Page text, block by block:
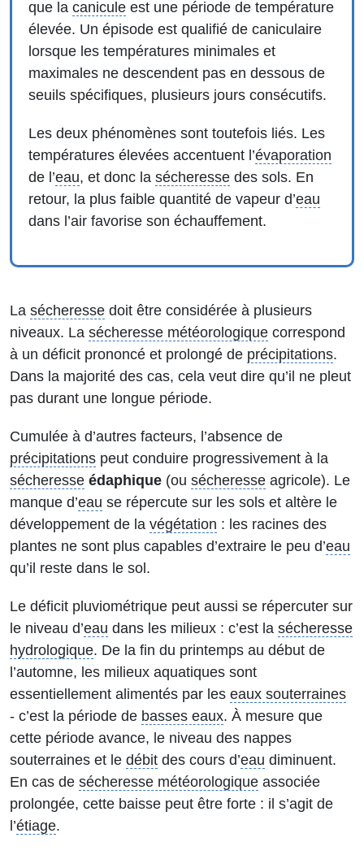
que la canicule est une période de température
élevée. Un épisode est qualifié de caniculaire
lorsque les températures minimales et
maximales ne descendent pas en dessous de
seuils spécifiques, plusieurs jours consécutifs.
Les deux phénomènes sont toutefois liés. Les
températures élevées accentuent l’évaporation
de l’eau, et donc la sécheresse des sols. En
retour, la plus faible quantité de vapeur d’eau
dans l’air favorise son échauffement.
La sécheresse doit être considérée à plusieurs
niveaux. La sécheresse météorologique correspond
à un déficit prononcé et prolongé de précipitations.
Dans la majorité des cas, cela veut dire qu’il ne pleut
pas durant une longue période.
Cumulée à d’autres facteurs, l’absence de
précipitations peut conduire progressivement à la
sécheresse édaphique (ou sécheresse agricole). Le
manque d’eau se répercute sur les sols et altère le
développement de la végétation : les racines des
plantes ne sont plus capables d’extraire le peu d’eau
qu’il reste dans le sol.
Le déficit pluviométrique peut aussi se répercuter sur
le niveau d’eau dans les milieux : c’est la sécheresse
hydrologique. De la fin du printemps au début de
l’automne, les milieux aquatiques sont
essentiellement alimentés par les eaux souterraines
- c’est la période de basses eaux. À mesure que
cette période avance, le niveau des nappes
souterraines et le débit des cours d’eau diminuent.
En cas de sécheresse météorologique associée
prolongée, cette baisse peut être forte : il s’agit de
l’étiage.